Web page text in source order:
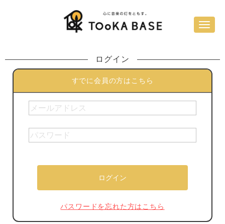
ログイン
すでに会員の方はこちら
パスワードを忘れた方はこちら